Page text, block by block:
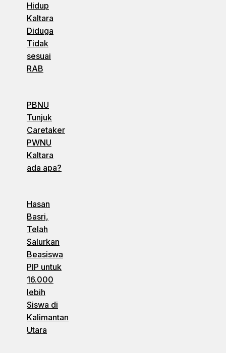
Hidup
Kaltara
Diduga
Tidak
sesuai
RAB
PBNU
Tunjuk
Caretaker
PWNU
Kaltara
ada apa?
Hasan
Basri,
Telah
Salurkan
Beasiswa
PIP untuk
16.000
lebih
Siswa di
Kalimantan
Utara